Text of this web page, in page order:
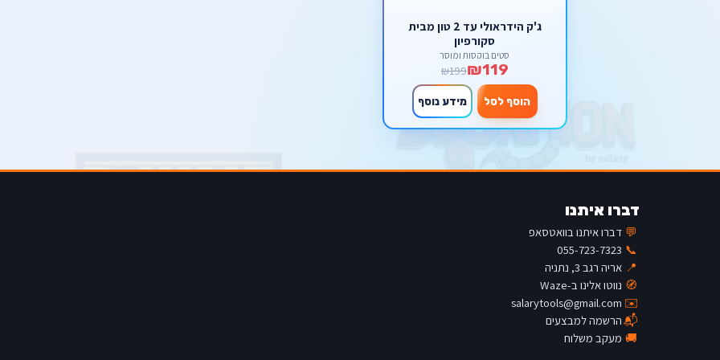
ג'ק הידראולי עד 2 טון מבית
סקורפיון
סטים בוקסות ומוסך
₪119
₪199
הוסף לסל מידע נוסף
דברו איתנו
💬 דברו איתנו בוואטסאפ
📞
055-723-7323
📍 אריה רגב 3, נתניה
🧭 נווטו אלינו ב-Waze
✉️
salarytools@gmail.com
📬הרשמה למבצעים
🚚 מעקב משלוח